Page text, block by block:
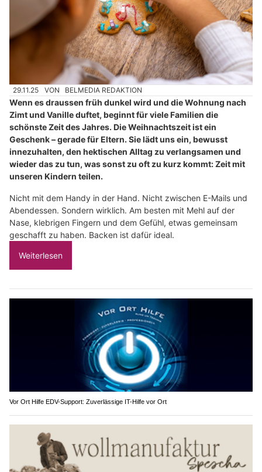
29.11.25 VON BELMEDIA REDAKTION
Wenn es draussen früh dunkel wird und die Wohnung nach
Zimt und Vanille duftet, beginnt für viele Familien die
schönste Zeit des Jahres. Die Weihnachtszeit ist ein
Geschenk – gerade für Eltern. Sie lädt uns ein, bewusst
innezuhalten, den hektischen Alltag zu verlangsamen und
wieder das zu tun, was sonst zu oft zu kurz kommt: Zeit mit
unseren Kindern teilen.
Nicht mit dem Handy in der Hand. Nicht zwischen E-Mails und
Abendessen. Sondern wirklich. Am besten mit Mehl auf der
Nase, klebrigen Fingern und dem Gefühl, etwas gemeinsam
geschafft zu haben. Backen ist dafür ideal.
Weiterlesen
Vor Ort Hilfe EDV-Support: Zuverlässige IT-Hilfe vor Ort